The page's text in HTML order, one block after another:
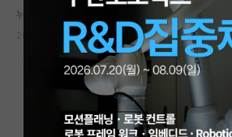
연구실&오픈랩
커뮤니티
커뮤니티 홈
전체글보기
뉘우치는 프리모 레비
2 3958